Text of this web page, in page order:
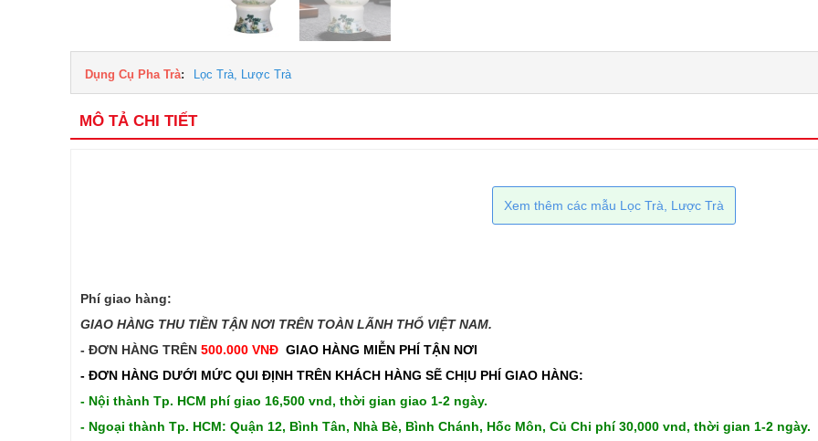
Dụng Cụ Pha Trà: Lọc Trà, Lược Trà
MÔ TẢ CHI TIẾT
Xem thêm các mẫu Lọc Trà, Lược Trà
Phí giao hàng:
GIAO HÀNG THU TIỀN TẬN NƠI TRÊN TOÀN LÃNH THỔ VIỆT NAM.​​
- ĐƠN HÀNG TRÊN 500.000 VNĐ GIAO HÀNG MIỄN PHÍ TẬN NƠI
- ĐƠN HÀNG DƯỚI MỨC QUI ĐỊNH TRÊN KHÁCH HÀNG SẼ CHỊU PHÍ GIAO HÀNG:
- Nội thành Tp. HCM phí giao 16,500 vnd, thời gian giao 1-2 ngày.
- Ngoại thành Tp. HCM: Quận 12, Bình Tân, Nhà Bè, Bình Chánh, Hốc Môn, Củ Chi phí 30,000 vnd, thời gian 1-2 ngày.